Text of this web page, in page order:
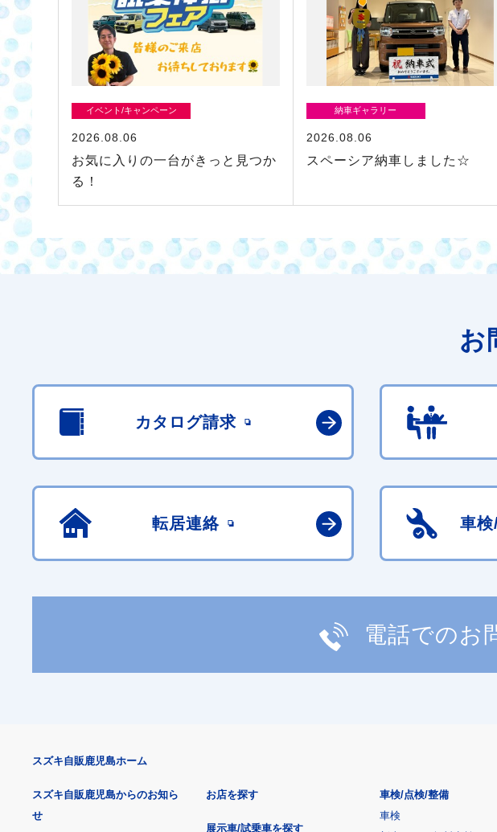
イベント/キャンペーン
2026.08.06
お気に入りの一台がきっと見つか
る！
納車ギャラリー
2026.08.06
スペーシア納車しました☆
お
カタログ請求
転居連絡 車
電話でのお
スズキ自販鹿児島ホーム
スズキ自販鹿児島からのお知ら
せ
お店を探す
展示車/試乗車を探す
車検/点検/整備
車検